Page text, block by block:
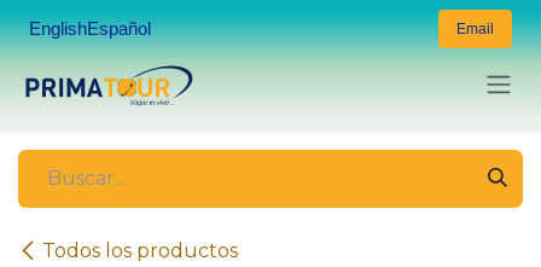
EnglishEspañol Email
Todos los productos